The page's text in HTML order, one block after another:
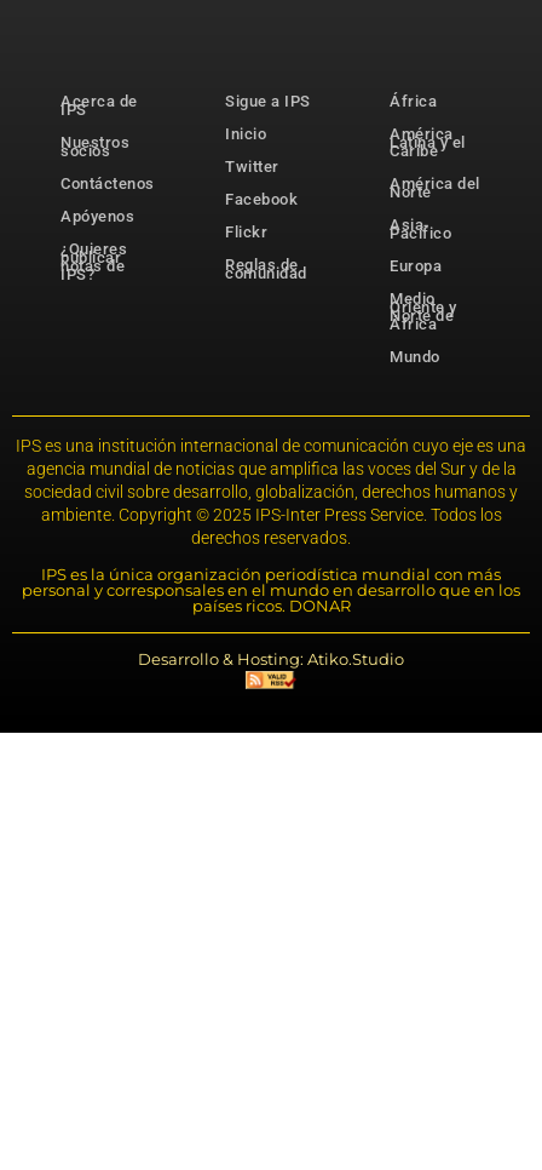
Acerca de
IPS
Nuestros
socios
Contáctenos
Apóyenos
¿Quieres
publicar
notas de
IPS?
Sigue a IPS
Inicio
Twitter
Facebook
Flickr
Reglas de
comunidad
África
América
Latina y el
Caribe
América del
Norte
Asia-
Pacífico
Europa
Medio
Oriente y
Norte de
África
Mundo
IPS es una institución internacional de comunicación cuyo eje es una
agencia mundial de noticias que amplifica las voces del Sur y de la
sociedad civil sobre desarrollo, globalización, derechos humanos y
ambiente. Copyright © 2025 IPS-Inter Press Service. Todos los
derechos reservados.
IPS es la única organización periodística mundial con más
personal y corresponsales en el mundo en desarrollo que en los
países ricos. DONAR
Desarrollo & Hosting: Atiko.Studio